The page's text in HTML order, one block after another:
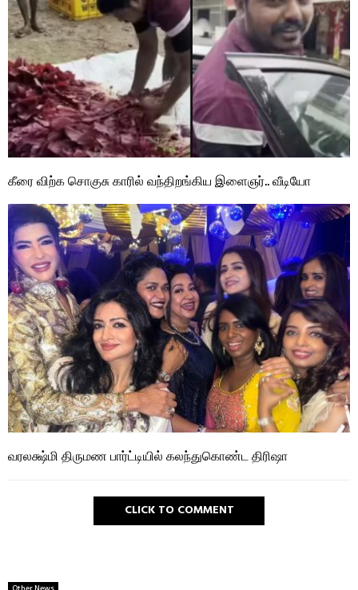
கீரை விற்க சொகுசு காரில் வந்திறங்கிய இளைஞர்.. வீடியோ
வரலக்ஷ்மி திருமண பார்ட்டியில் கலந்துகொண்ட திரிஷா
CLICK TO COMMENT